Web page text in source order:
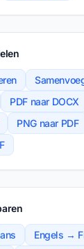
PDF naar DOCX
PNG naar PDF
Engels →